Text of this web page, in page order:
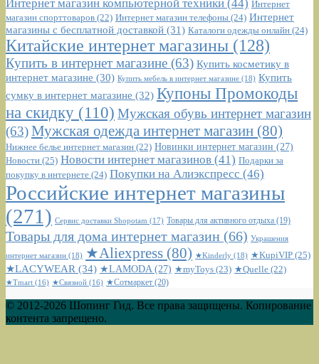
Интернет магазин компьютерной техники (44) Интернет
магазин спорттоваров (22) Интернет магазин телефоны (24) Интернет
магазины с бесплатной доставкой (31) Каталоги одежды онлайн (24)
Китайские интернет магазины (128)
Купить в интернет магазине (63) Купить косметику в
интернет магазине (30) Купить мебель в интернет магазине (18) Купить
сумку в интернет магазине (32) Купоны Промокоды
на скидку (110) Мужская обувь интернет магазин
(63)Мужская одежда интернет магазин (80)
Нижнее белье интернет магазин (22) Новинки интернет магазин (27)
Новости (25) Новости интернет магазинов (41) Подарки за
покупку в интернете (24) Покупки на Алиэкспресс (46)
Российские интернет магазины
(271) Сервис доставки Shopotam (17) Товары для активного отдыха (19)
Товары для дома интернет магазин (66) Украшения
интернет магазин (18) ★Aliexpress (80) ★Kinderly (18) ★KupiVIP (25)
★LACYWEAR (34) ★LAMODA (27) ★myToys (23) ★Quelle (22)
★Tmart (16) ★Связной (16) ★Сотмаркет (20)
© 2012-2026 Шопинг Гид. Все права защищены. Копирование
контента запрещено.